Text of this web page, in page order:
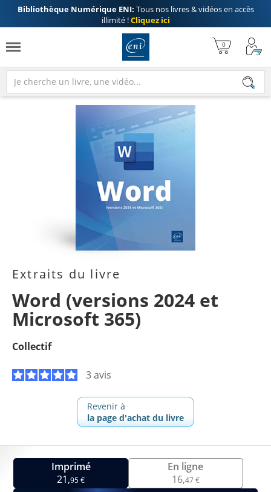
Bibliothèque Numérique ENI: Tous nos livres & vidéos en accès
illimité !Cliquez ici
Extraits du livre
Word (versions 2024 et
Microsoft 365)
Collectif
3 avis
Revenir à
la page d'achat du livre
Imprimé
21,95 €
En ligne
16,47 €